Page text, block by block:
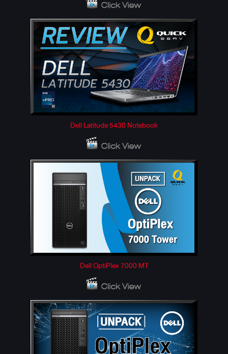
Dell Latitude 5430 Notebook
Dell OptiPlex 7000 MT